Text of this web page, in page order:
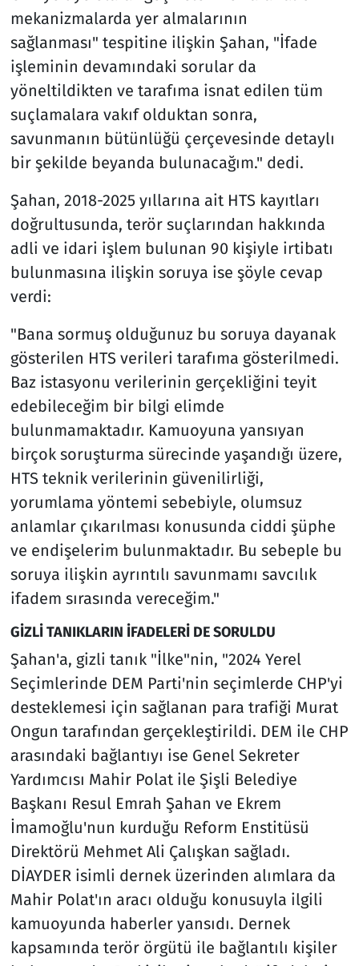
mekanizmalarda yer almalarının
sağlanması" tespitine ilişkin Şahan, "İfade
işleminin devamındaki sorular da
yöneltildikten ve tarafıma isnat edilen tüm
suçlamalara vakıf olduktan sonra,
savunmanın bütünlüğü çerçevesinde detaylı
bir şekilde beyanda bulunacağım." dedi.
Şahan, 2018-2025 yıllarına ait HTS kayıtları
doğrultusunda, terör suçlarından hakkında
adli ve idari işlem bulunan 90 kişiyle irtibatı
bulunmasına ilişkin soruya ise şöyle cevap
verdi:
"Bana sormuş olduğunuz bu soruya dayanak
gösterilen HTS verileri tarafıma gösterilmedi.
Baz istasyonu verilerinin gerçekliğini teyit
edebileceğim bir bilgi elimde
bulunmamaktadır. Kamuoyuna yansıyan
birçok soruşturma sürecinde yaşandığı üzere,
HTS teknik verilerinin güvenilirliği,
yorumlama yöntemi sebebiyle, olumsuz
anlamlar çıkarılması konusunda ciddi şüphe
ve endişelerim bulunmaktadır. Bu sebeple bu
soruya ilişkin ayrıntılı savunmamı savcılık
ifadem sırasında vereceğim."
GİZLİ TANIKLARIN İFADELERİ DE SORULDU
Şahan'a, gizli tanık "İlke"nin, "2024 Yerel
Seçimlerinde DEM Parti'nin seçimlerde CHP'yi
desteklemesi için sağlanan para trafiği Murat
Ongun tarafından gerçekleştirildi. DEM ile CHP
arasındaki bağlantıyı ise Genel Sekreter
Yardımcısı Mahir Polat ile Şişli Belediye
Başkanı Resul Emrah Şahan ve Ekrem
İmamoğlu'nun kurduğu Reform Enstitüsü
Direktörü Mehmet Ali Çalışkan sağladı.
DİAYDER isimli dernek üzerinden alımlara da
Mahir Polat'ın aracı olduğu konusuyla ilgili
kamuoyunda haberler yansıdı. Dernek
kapsamında terör örgütü ile bağlantılı kişiler